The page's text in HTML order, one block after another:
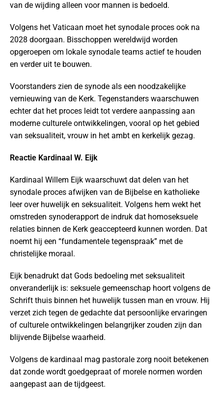
van de wijding alleen voor mannen is bedoeld.
Volgens het Vaticaan moet het synodale proces ook na
2028 doorgaan. Bisschoppen wereldwijd worden
opgeroepen om lokale synodale teams actief te houden
en verder uit te bouwen.
Voorstanders zien de synode als een noodzakelijke
vernieuwing van de Kerk. Tegenstanders waarschuwen
echter dat het proces leidt tot verdere aanpassing aan
moderne culturele ontwikkelingen, vooral op het gebied
van seksualiteit, vrouw in het ambt en kerkelijk gezag.
Reactie Kardinaal W. Eijk
Kardinaal Willem Eijk waarschuwt dat delen van het
synodale proces afwijken van de Bijbelse en katholieke
leer over huwelijk en seksualiteit. Volgens hem wekt het
omstreden synoderapport de indruk dat homoseksuele
relaties binnen de Kerk geaccepteerd kunnen worden. Dat
noemt hij een “fundamentele tegenspraak” met de
christelijke moraal.
Eijk benadrukt dat Gods bedoeling met seksualiteit
onveranderlijk is: seksuele gemeenschap hoort volgens de
Schrift thuis binnen het huwelijk tussen man en vrouw. Hij
verzet zich tegen de gedachte dat persoonlijke ervaringen
of culturele ontwikkelingen belangrijker zouden zijn dan
blijvende Bijbelse waarheid.
Volgens de kardinaal mag pastorale zorg nooit betekenen
dat zonde wordt goedgepraat of morele normen worden
aangepast aan de tijdgeest.